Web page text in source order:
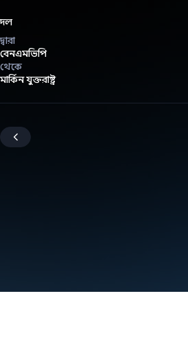
দল
দ্বারা
বেনএমভিপি
থেকে
মার্কিন যুক্তরাষ্ট্র